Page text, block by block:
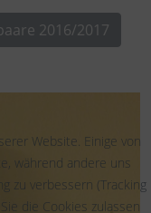
2016/2017